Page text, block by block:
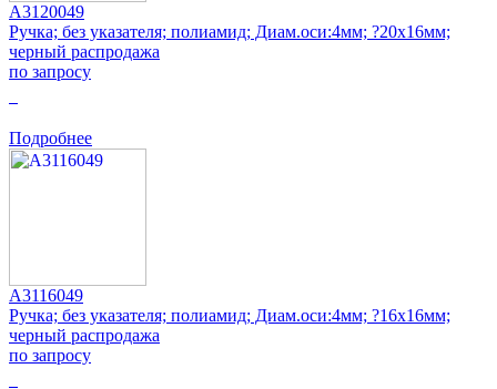
A3120049
Ручка; без указателя; полиамид; Диам.оси:4мм; ?20x16мм;
черный распродажа
по запросу
Подробнее
A3116049
Ручка; без указателя; полиамид; Диам.оси:4мм; ?16x16мм;
черный распродажа
по запросу